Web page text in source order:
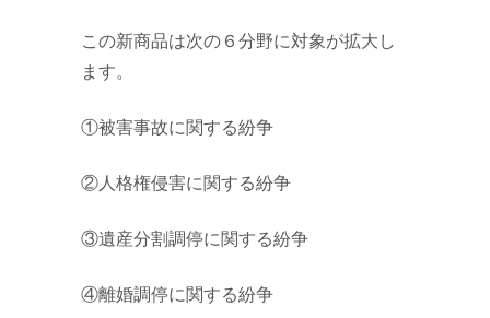
この新商品は次の６分野に対象が拡大し
ます。
①被害事故に関する紛争
②人格権侵害に関する紛争
③遺産分割調停に関する紛争
④離婚調停に関する紛争